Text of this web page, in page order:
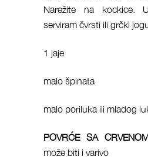
Narežite na kockice.
serviram čvrsti ili grčki
1 jaje
malo špinata
malo poriluka ili mladog
POVRĆE SA
može biti i varivo